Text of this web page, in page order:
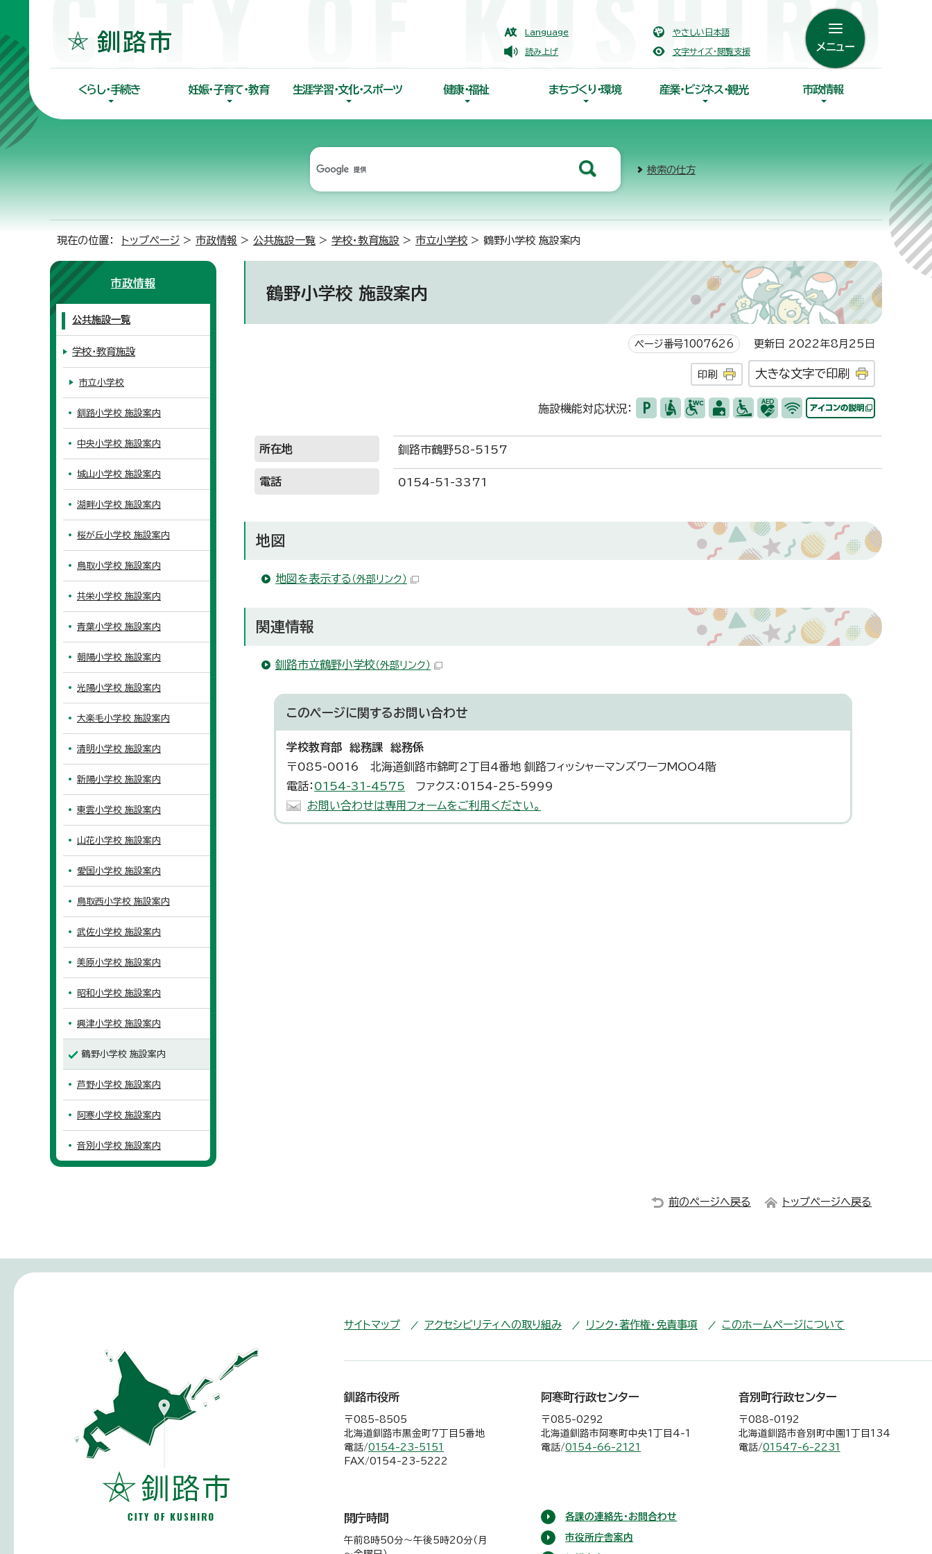
Language やさしい日本語
読み上げ 文字サイズ・閲覧支援 メニュー
くらし・手続き 妊娠・子育て・教育 生涯学習・文化・スポーツ 健康・福祉 まちづくり・環境 産業・ビジネス・観光 市政情報
検索の仕方
現在の位置： トップページ > 市政情報 > 公共施設一覧 > 学校・教育施設 > 市立小学校 > 鶴野小学校 施設案内
鶴野小学校 施設案内
ページ番号1007626 更新日 2022年8月25日
印刷 大きな文字で印刷
施設機能対応状況：
所在地 釧路市鶴野58-5157
電話 0154-51-3371
地図
地図を表示する （外部リンク）
関連情報
釧路市立鶴野小学校（外部リンク）
このページに関するお問い合わせ
学校教育部 総務課 総務係
〒085-0016 北海道釧路市錦町2丁目4番地 釧路フィッシャーマンズワーフMOO4階
電話： 0154-31-4575 ファクス：0154-25-5999
お問い合わせは専用フォームをご利用ください。
市政情報
公共施設一覧
学校・教育施設
市立小学校
釧路小学校 施設案内
中央小学校 施設案内
城山小学校 施設案内
湖畔小学校 施設案内
桜が丘小学校 施設案内
鳥取小学校 施設案内
共栄小学校 施設案内
青葉小学校 施設案内
朝陽小学校 施設案内
光陽小学校 施設案内
大楽毛小学校 施設案内
清明小学校 施設案内
新陽小学校 施設案内
東雲小学校 施設案内
山花小学校 施設案内
愛国小学校 施設案内
鳥取西小学校 施設案内
武佐小学校 施設案内
美原小学校 施設案内
昭和小学校 施設案内
興津小学校 施設案内
鶴野小学校 施設案内
芦野小学校 施設案内
阿寒小学校 施設案内
音別小学校 施設案内
前のページへ戻る トップページへ戻る
サイトマップ アクセシビリティへの取り組み リンク・著作権・免責事項 このホームページについて
釧路市役所
〒085-8505
北海道釧路市黒金町7丁目5番地
電話/0154-23-5151
FAX/0154-23-5222
阿寒町行政センター
〒085-0292
北海道釧路市阿寒町中央1丁目4-1
電話/0154-66-2121
音別町行政センター
〒088-0192
北海道釧路市音別町中園1丁目134
電話/01547-6-2231
開庁時間
午前8時50分～午後5時20分（月
各課の連絡先・お問合わせ
市役所庁舎案内